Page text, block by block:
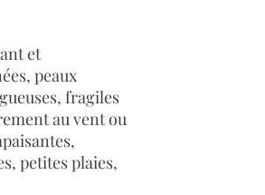
et
peaux
fragiles
au vent ou
petites plaies,